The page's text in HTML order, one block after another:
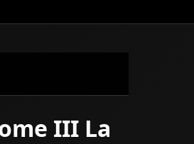
III La